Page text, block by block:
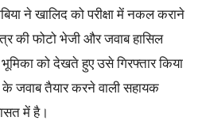
ने खालिद को परीक्षा में नकल कराने
की फोटो भेजी और जवाब हासिल
को देखते हुए उसे गिरफ्तार किया
जवाब तैयार करने वाली सहायक
में है।